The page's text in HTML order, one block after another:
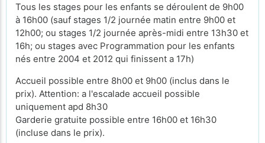
Tous les stages pour les enfants se déroulent de 9h00
à 16h00 (sauf stages 1/2 journée matin entre 9h00 et
12h00; ou stages 1/2 journée après-midi entre 13h30 et
16h; ou stages avec Programmation pour les enfants
nés entre 2004 et 2012 qui finissent a 17h)
Accueil possible entre 8h00 et 9h00 (inclus dans le
prix). Attention: a l'escalade accueil possible
uniquement apd 8h30
Garderie gratuite possible entre 16h00 et 16h30
(incluse dans le prix).